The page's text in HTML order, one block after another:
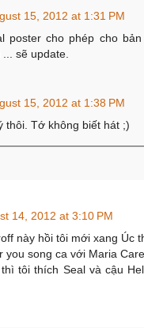
15, 2012 at 1:31 PM
poster cho phép cho
sẽ update.
15, 2012 at 1:38 PM
thôi. Tớ không biết hát ;)
14, 2012 at 3:10 PM
này hồi tôi mới xang Úc
you song ca với Maria
tôi thích Seal và cậu